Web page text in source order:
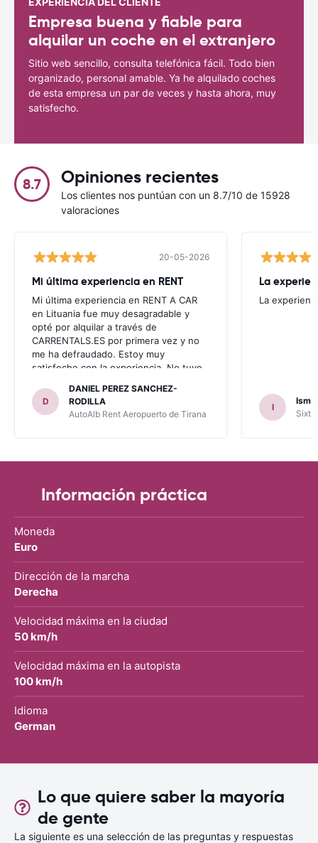
Empresa buena y fiable para
alquilar un coche en el extranjero
Sitio web sencillo, consulta telefónica fácil. Todo bien
organizado, personal amable. Ya he alquilado coches
de esta empresa un par de veces y hasta ahora, muy
satisfecho.
8.7 Opiniones recientes
Los clientes nos puntúan con un 8.7/10 de 15928
valoraciones
20-05-2026
Mi última experiencia en RENT
Mi última experiencia en RENT A CAR
en Lituania fue muy desagradable y
opté por alquilar a través de
CARRENTALS.ES por primera vez y no
me ha defraudado. Estoy muy
satisfecho con la experiencia. No tuve
invitaron a adquirir un seguro (como
había leído en varios blog). En mis
anteriores viajes nunca había alquilado
con CARRETALS. Muchas gracias.
para ALBANIA
D
DANIEL PEREZ SANCHEZ-
RODILLA
AutoAlb Rent Aeropuerto de Tirana
La
La
I
Sixt
Información práctica
Moneda
Euro
Dirección de la marcha
Derecha
Velocidad máxima en la ciudad
50 km/h
Velocidad máxima en la autopista
100 km/h
Idioma
German
Lo que quiere saber la mayoría
de gente
La siguiente es una selección de las preguntas y respuestas